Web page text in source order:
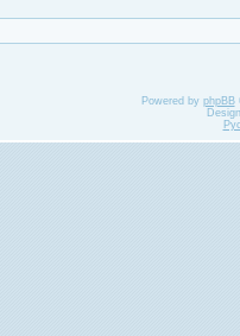
Powered by phpBB